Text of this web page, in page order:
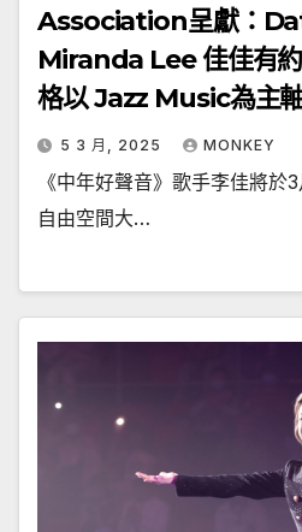
Association呈獻：
Miranda Lee 佳佳有
格以 Jazz Music為主軸 為大家帶來一
不一樣的演唱會
5 3 月, 2025 MONKEY
《中年好聲音》歌手李佳將於
自由空間大…